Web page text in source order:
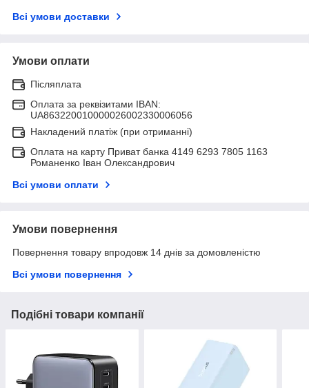
Всі умови доставки
Умови оплати
Післяплата
Оплата за реквізитами IBAN:
UA863220010000026002330006056
Накладений платіж (при отриманні)
Оплата на карту Приват банка 4149 6293 7805 1163
Романенко Іван Олександрович
Всі умови оплати
Умови повернення
Повернення товару впродовж 14 днів за домовленістю
Всі умови повернення
Подібні товари компанії